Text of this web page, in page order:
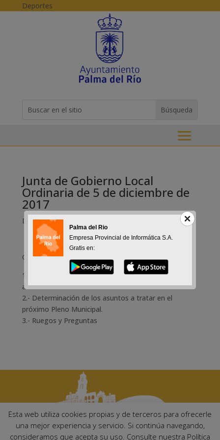
Skip to content
Deportes
for...
Junta de Gobierno Local
Ordinaria de 5 de diciembre de
2017
Dic 1, 2017
Orden del Día:
1.- Lectura y aprobación, si procede, del borrador del
acta de la sesión anterior.
2.- Determinación de los asuntos a tratar en el
próximo Pleno Municipal.
3.- Ruegos y Preguntas
Esta web utiliza cookies propias y de terceros para ofrecerle
una mejor experiencia y servicio. Si continúa navegando,
consideramos que acepta su uso. Consulte nuestra Política
Palma del Rio
Empresa Provincial de Informática S.A.
Gratis en: